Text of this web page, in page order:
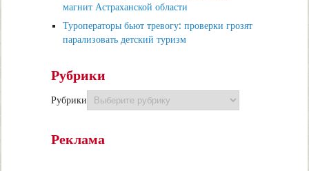
магнит Астраханской области
Туроператоры бьют тревогу: проверки грозят
парализовать детский туризм
Рубрики
Рубрики
Реклама